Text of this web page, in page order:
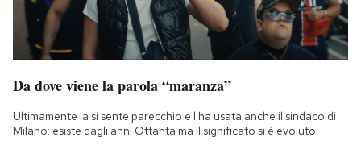
Da dove viene la parola “maranza”
Ultimamente la si sente parecchio e l'ha usata anche il sindaco di
Milano: esiste dagli anni Ottanta ma il significato si è evoluto